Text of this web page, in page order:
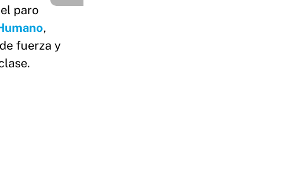
paro
,
fuerza y